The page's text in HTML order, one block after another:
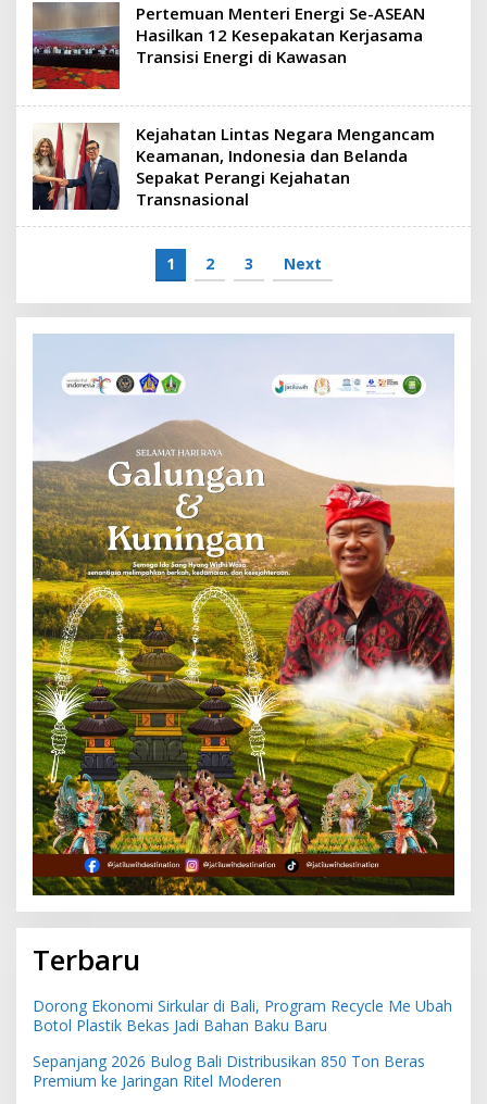
Pertemuan Menteri Energi Se-ASEAN
Hasilkan 12 Kesepakatan Kerjasama
Transisi Energi di Kawasan
Kejahatan Lintas Negara Mengancam
Keamanan, Indonesia dan Belanda
Sepakat Perangi Kejahatan
Transnasional
1 2 3 Next
Terbaru
Dorong Ekonomi Sirkular di Bali, Program Recycle Me Ubah
Botol Plastik Bekas Jadi Bahan Baku Baru
Sepanjang 2026 Bulog Bali Distribusikan 850 Ton Beras
Premium ke Jaringan Ritel Moderen